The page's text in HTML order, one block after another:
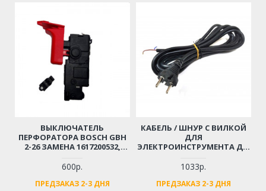
ВЫКЛЮЧАТЕЛЬ
ПЕРФОРАТОРА BOSCH GBH
2-26 ЗАМЕНА 1617200532,
600р.
ПРЕДЗАКАЗ 2-3 ДНЯ
КАБЕЛЬ / ШНУР С ВИЛКОЙ
ДЛЯ
ЭЛЕКТРОИНСТРУМЕНТА ДО
МОРОЗОСТОЙКИЙ,
МЯГКИЙ, ИЗНОСОСТОЙКАЯ
РЕЗИНА
1033р.
ПРЕДЗАКАЗ 2-3 ДНЯ